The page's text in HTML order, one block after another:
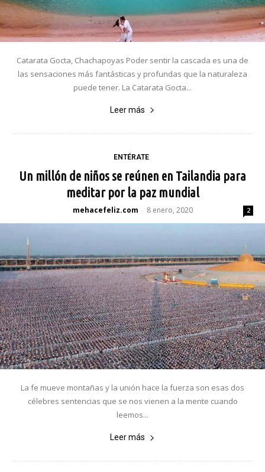
Catarata Gocta, Chachapoyas Poder sentir la cascada es una de
las sensaciones más fantásticas y profundas que la naturaleza
puede tener. La Catarata Gocta...
Leer más
ENTÉRATE
Un millón de niños se reúnen en Tailandia para
meditar por la paz mundial
mehacefeliz.com - 8 enero, 2020 2
La fe mueve montañas y la unión hace la fuerza son esas dos
célebres sentencias que se nos vienen a la mente cuando
leemos...
Leer más